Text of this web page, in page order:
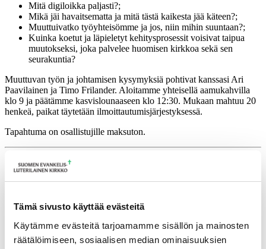
Tämä sivusto käyttää evästeitä
Käytämme evästeitä tarjoamamme sisällön ja mainosten
räätälöimiseen, sosiaalisen median ominaisuuksien
Mitä digiloikka paljasti?;
Mikä jäi havaitsematta ja mitä tästä kaikesta jää käteen?;
Muuttuivatko työyhteisömme ja jos, niin mihin suuntaan?;
Kuinka koetut ja läpieletyt kehitysprosessit voisivat taipua
muutokseksi, joka palvelee huomisen kirkkoa sekä sen
seurakuntia?
Muuttuvan työn ja johtamisen kysymyksiä pohtivat kanssasi Ari
Paavilainen ja Timo Frilander. Aloitamme yhteisellä aamukahvilla
klo 9 ja päätämme kasvislounaaseen klo 12:30. Mukaan mahtuu 20
henkeä, paikat täytetään ilmoittautumisjärjestyksessä.
Tapahtuma on osallistujille maksuton.
Lisätietoja
Tuomiokapitulin istunto 19.08.2026